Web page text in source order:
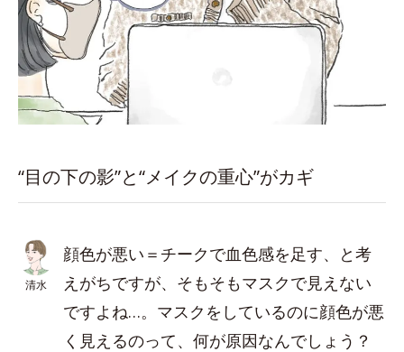
“目の下の影”と“メイクの重心”がカギ
清水
顔色が悪い＝チークで血色感を足す、と考
えがちですが、そもそもマスクで見えない
ですよね…。マスクをしているのに顔色が悪
く見えるのって、何が原因なんでしょう？